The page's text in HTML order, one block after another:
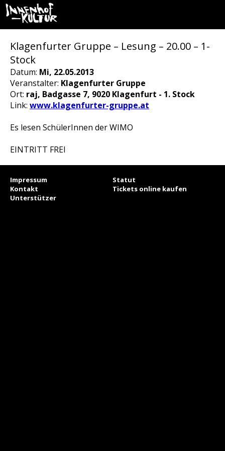
Klagenfurter Gruppe – Lesung – 20.00 – 1-
Stock
Datum: Mi, 22.05.2013
Veranstalter: Klagenfurter Gruppe
Ort: raj, Badgasse 7, 9020 Klagenfurt - 1. Stock
Link: www.klagenfurter-gruppe.at
Es lesen SchülerInnen der WIMO
EINTRITT FREI
Impressum
Statut
Kontakt
Tickets online kaufen
Unterstützer